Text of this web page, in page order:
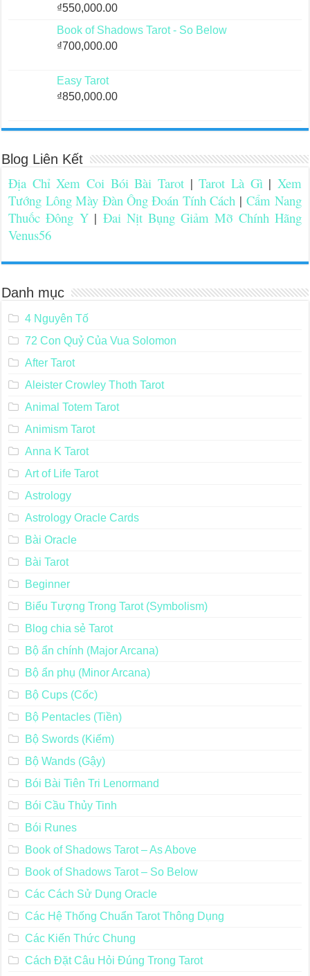
₫550,000.00
Book of Shadows Tarot - So Below
₫700,000.00
Easy Tarot
₫850,000.00
Blog Liên Kết
Địa Chỉ Xem Coi Bói Bài Tarot |Tarot Là Gì| Xem
Tướng Lông Mày Đàn Ông Đoán Tính Cách |Cẩm Nang
Thuốc Đông Y| Đai Nịt Bụng Giảm Mỡ Chính Hãng
Venus56
Danh mục
4 Nguyên Tố
72 Con Quỷ Của Vua Solomon
After Tarot
Aleister Crowley Thoth Tarot
Animal Totem Tarot
Animism Tarot
Anna K Tarot
Art of Life Tarot
Astrology
Astrology Oracle Cards
Bài Oracle
Bài Tarot
Beginner
Biểu Tượng Trong Tarot (Symbolism)
Blog chia sẻ Tarot
Bộ ẩn chính (Major Arcana)
Bộ ẩn phụ (Minor Arcana)
Bộ Cups (Cốc)
Bộ Pentacles (Tiền)
Bộ Swords (Kiếm)
Bộ Wands (Gậy)
Bói Bài Tiên Tri Lenormand
Bói Cầu Thủy Tinh
Bói Runes
Book of Shadows Tarot – As Above
Book of Shadows Tarot – So Below
Các Cách Sử Dụng Oracle
Các Hệ Thống Chuẩn Tarot Thông Dụng
Các Kiến Thức Chung
Cách Đặt Câu Hỏi Đúng Trong Tarot